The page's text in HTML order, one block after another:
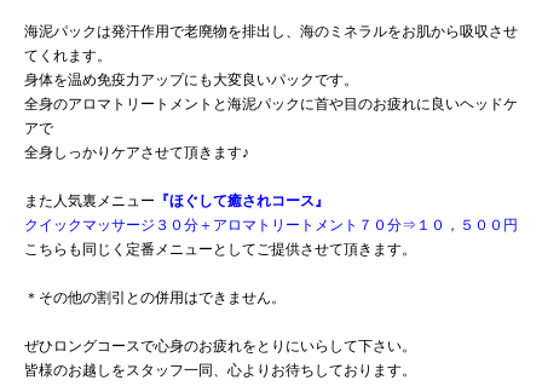
海泥パックは発汗作用で老廃物を排出し、海のミネラルをお肌から吸収させ
てくれます。
身体を温め免疫力アップにも大変良いパックです。
全身のアロマトリートメントと海泥パックに首や目のお疲れに良いヘッドケ
アで
全身しっかりケアさせて頂きます♪
また人気裏メニュー 『ほぐして癒されコース』
クイックマッサージ３０分＋アロマトリートメント７０分⇒１０，５００円
こちらも同じく定番メニューとしてご提供させて頂きます。
＊その他の割引との併用はできません。
ぜひロングコースで心身のお疲れをとりにいらして下さい。
皆様のお越しをスタッフ一同、心よりお待ちしております。